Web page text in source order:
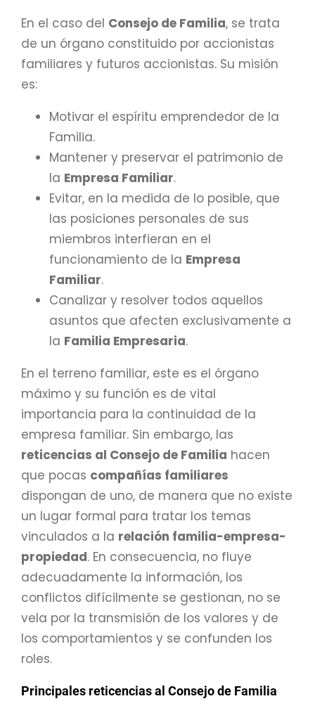
En el caso del Consejo de Familia, se trata
de un órgano constituido por accionistas
familiares y futuros accionistas. Su misión
es:
Motivar el espíritu emprendedor de la
Familia.
Mantener y preservar el patrimonio de
la Empresa Familiar.
Evitar, en la medida de lo posible, que
las posiciones personales de sus
miembros interfieran en el
funcionamiento de la Empresa
Familiar.
Canalizar y resolver todos aquellos
asuntos que afecten exclusivamente a
la Familia Empresaria.
En el terreno familiar, este es el órgano
máximo y su función es de vital
importancia para la continuidad de la
empresa familiar. Sin embargo, las
reticencias al Consejo de Familia hacen
que pocas compañías familiares
dispongan de uno, de manera que no existe
un lugar formal para tratar los temas
vinculados a la relación familia-empresa-
propiedad. En consecuencia, no fluye
adecuadamente la información, los
conflictos difícilmente se gestionan, no se
vela por la transmisión de los valores y de
los comportamientos y se confunden los
roles.
Principales reticencias al Consejo de Familia